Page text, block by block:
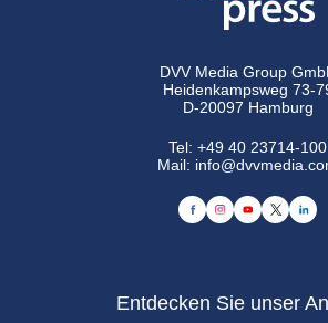
DVV Media Group
Heidenkampsweg 73-
D-20097 Hamburg
Tel:+49 40 23714-100
Mail:
Entdecken Sie unser